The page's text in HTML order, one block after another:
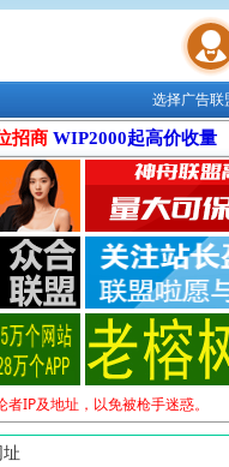
联盟学院
选择广告
招商 WIP2000起高价收量
IP及地址，以免被枪手迷惑。